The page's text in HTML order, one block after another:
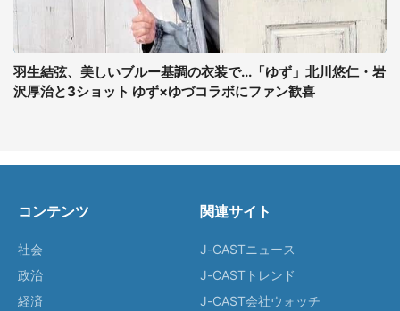
羽生結弦、美しいブルー基調の衣装で...「ゆず」北川悠仁・岩
沢厚治と3ショット ゆず×ゆづコラボにファン歓喜
コンテンツ
社会
政治
経済
関連サイト
J-CASTニュース
J-CASTトレンド
J-CAST会社ウォッチ